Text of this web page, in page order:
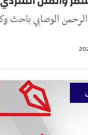
الوصابي باحث